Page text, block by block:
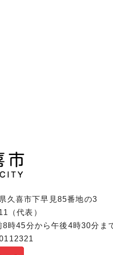
喜市下早見85番地の3
（代表）
時45分から午後4時30分ま